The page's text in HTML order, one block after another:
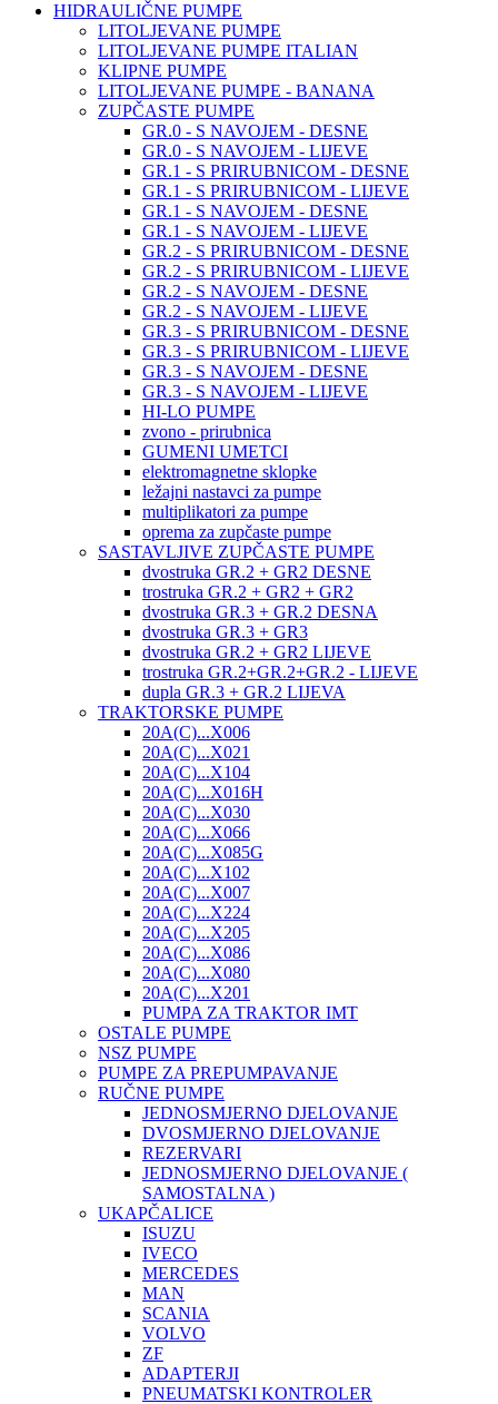
HIDRAULIČNE PUMPE
LITOLJEVANE PUMPE
LITOLJEVANE PUMPE ITALIAN
KLIPNE PUMPE
LITOLJEVANE PUMPE - BANANA
ZUPČASTE PUMPE
GR.0 - S NAVOJEM - DESNE
GR.0 - S NAVOJEM - LIJEVE
GR.1 - S PRIRUBNICOM - DESNE
GR.1 - S PRIRUBNICOM - LIJEVE
GR.1 - S NAVOJEM - DESNE
GR.1 - S NAVOJEM - LIJEVE
GR.2 - S PRIRUBNICOM - DESNE
GR.2 - S PRIRUBNICOM - LIJEVE
GR.2 - S NAVOJEM - DESNE
GR.2 - S NAVOJEM - LIJEVE
GR.3 - S PRIRUBNICOM - DESNE
GR.3 - S PRIRUBNICOM - LIJEVE
GR.3 - S NAVOJEM - DESNE
GR.3 - S NAVOJEM - LIJEVE
HI-LO PUMPE
zvono - prirubnica
GUMENI UMETCI
elektromagnetne sklopke
ležajni nastavci za pumpe
multiplikatori za pumpe
oprema za zupčaste pumpe
SASTAVLJIVE ZUPČASTE PUMPE
dvostruka GR.2 + GR2 DESNE
trostruka GR.2 + GR2 + GR2
dvostruka GR.3 + GR.2 DESNA
dvostruka GR.3 + GR3
dvostruka GR.2 + GR2 LIJEVE
trostruka GR.2+GR.2+GR.2 - LIJEVE
dupla GR.3 + GR.2 LIJEVA
TRAKTORSKE PUMPE
20A(C)...X006
20A(C)...X021
20A(C)...X104
20A(C)...X016H
20A(C)...X030
20A(C)...X066
20A(C)...X085G
20A(C)...X102
20A(C)...X007
20A(C)...X224
20A(C)...X205
20A(C)...X086
20A(C)...X080
20A(C)...X201
PUMPA ZA TRAKTOR IMT
OSTALE PUMPE
NSZ PUMPE
PUMPE ZA PREPUMPAVANJE
RUČNE PUMPE
JEDNOSMJERNO DJELOVANJE
DVOSMJERNO DJELOVANJE
REZERVARI
JEDNOSMJERNO DJELOVANJE (
SAMOSTALNA )
UKAPČALICE
ISUZU
IVECO
MERCEDES
MAN
SCANIA
VOLVO
ZF
ADAPTERJI
PNEUMATSKI KONTROLER